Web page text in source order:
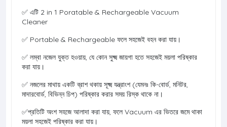
✅ এটি 2 in 1 Poratable & Rechargeable Vacuum
Cleaner
✅ Portable & Rechargeable ফলে সহজেই বহন করা যায়।
✅ লম্বা নজেল যুক্ত হওয়ায়, যে কোন সুক্ষ্ম জায়গা হতে সহজেই ময়লা পরিষ্কার
করা যায়।
✅ নজলের মাথায় একটি ব্রাশ থকায় সূক্ষ্ম যন্ত্রাংশ (যেমনঃ কি-বোর্ড, মনিটর,
মাদারবোর্ড, বিভিন্ন চিপ) পরিষ্কার করার সময় রিস্ক থাকে না।
✅প্রতিটি অংশ সহজে আলাদা করা যায়, ফলে Vacuum এর ভিতরে জমে থাকা
ময়লা সহজেই পরিষ্কার করা যায়।